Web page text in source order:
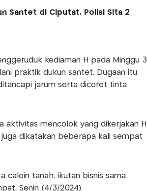
Santet di Ciputat, Polisi Sita 2
kediaman H pada Minggu 3
praktik dukun santet. Dugaan itu
jarum serta dicoret tinta
aktivitas mencolok yang dikerjakan H
juga dikatakan beberapa kali sempat
caloin tanah, ikutan bisnis sama
Senin (4/3/2024).